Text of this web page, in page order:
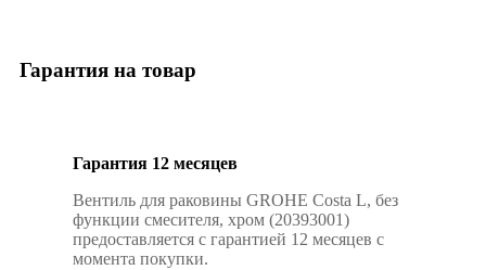
Гарантия на товар
Гарантия 12 месяцев
Вентиль для раковины GROHE Costa L, без
функции смесителя, хром (20393001)
предоставляется с гарантией 12 месяцев с
момента покупки.